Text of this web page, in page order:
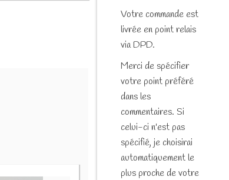
Votre commande est
livrée en point relais
via DPD.
Merci de spécifier
votre point préféré
dans les
commentaires. Si
celui-ci n'est pas
spécifié, je choisirai
automatiquement le
plus proche de votre